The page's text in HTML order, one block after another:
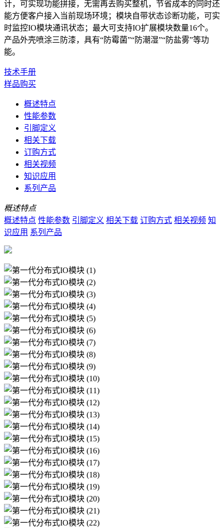
计，可实现功能拼接，无需再去购买整机，节省成本的同时还
能方便客户接入当前现场环境；模块自带状态诊断功能，可实
时监控IO模块通讯状态；最大可支持IO扩展模块数量16个。
产品外壳喷涂三防漆，具有“防霉菌”“防潮湿”“防盐雾”等功
能。
技术手册
样品购买
概述特点
性能参数
引脚定义
相关下载
订购方式
相关视频
知识应用
系列产品
概述特点
概述特点 性能参数 引脚定义 相关下载 订购方式 相关视频 知
识应用 系列产品